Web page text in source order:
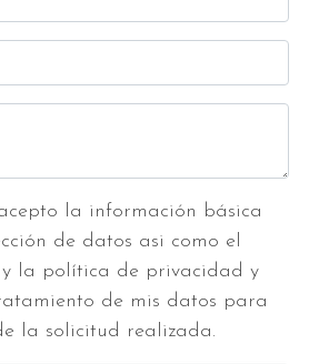
básica
datos asi como el
de mis datos para
la solicitud realizada.